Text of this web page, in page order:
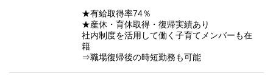
★有給取得率74％
★産休・育休取得・復帰実績あり
社内制度を活用して働く子育てメンバーも在
籍
⇒職場復帰後の時短勤務も可能